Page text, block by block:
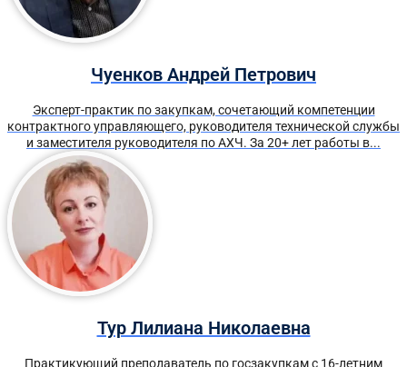
Чуенков Андрей Петрович
Эксперт-практик по закупкам, сочетающий компетенции
контрактного управляющего, руководителя технической службы
и заместителя руководителя по АХЧ. За 20+ лет работы в...
Тур Лилиана Николаевна
Практикующий преподаватель по госзакупкам с 16-летним